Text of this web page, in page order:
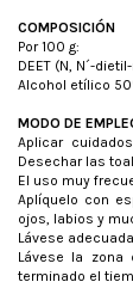
COMPOSICIÓN
Por 100 g:
DEET (N, N´-
Alcohol etílico
MODO DE
Aplicar
Desechar las
El uso muy
Aplíquelo con
ojos, labios y
Lávese
Lávese la
terminado el